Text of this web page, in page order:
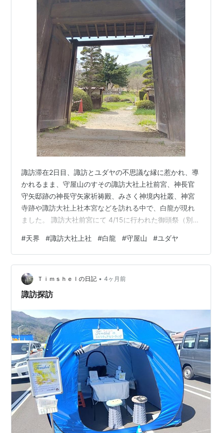
諏訪滞在2日目、諏訪とユダヤの不思議な縁に惹かれ、導
かれるまま、守屋山のすその諏訪大社上社前宮、神長官
守矢邸跡の神長守矢家祈祷殿、みさく神境内社叢、神宮
寺跡や諏訪大社上社本宮などを訪れる中で、白龍が現れ
ました。 諏訪大社前宮にて 4/15に行われた御頭祭（別名
堂 資料館 諏訪大社のご神体聖なる山守屋山に続く道 訪
れた20日は、ちょうど二十四節気の穀雨に当たる縁起の
良い日で、農作業をされる方もおり、のどかな自然に癒
されました 御室社 神長官守矢邸跡地には、資料館や祈祷
殿、みさく神境内社叢などがありました 白龍が入り込ん
#天界 #諏訪大社上社 #白龍 #守屋山 #ユダヤ
Ｔｉｍｓｈｅｌの日記 • 4ヶ月前
諏訪探訪